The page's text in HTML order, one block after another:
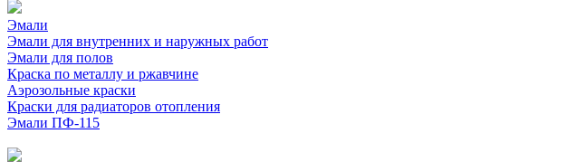
Эмали
Эмали для внутренних и наружных работ
Эмали для полов
Краска по металлу и ржавчине
Аэрозольные краски
Краски для радиаторов отопления
Эмали ПФ-115